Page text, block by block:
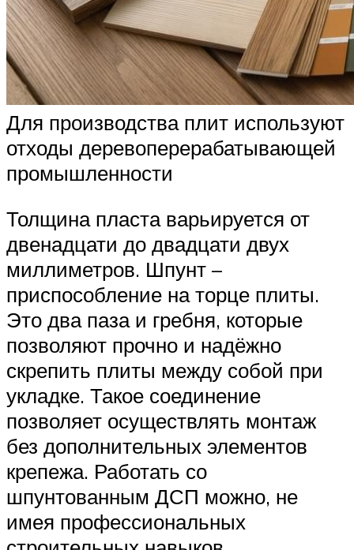
Для производства плит используют
отходы деревоперерабатывающей
промышленности
Толщина пласта варьируется от
двенадцати до двадцати двух
миллиметров. Шпунт –
приспособление на торце плиты.
Это два паза и гребня, которые
позволяют прочно и надёжно
скрепить плиты между собой при
укладке. Такое соединение
позволяет осуществлять монтаж
без дополнительных элементов
крепежа. Работать со
шпунтованным ДСП можно, не
имея профессиональных